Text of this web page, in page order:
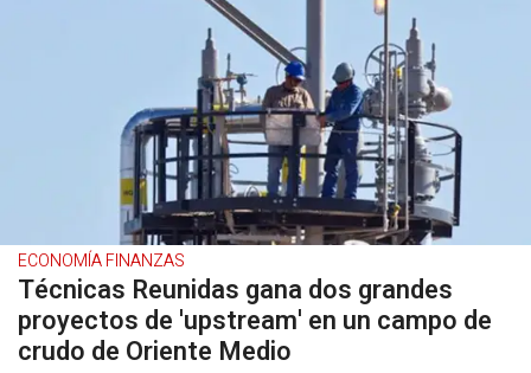
ECONOMÍA FINANZAS
Técnicas Reunidas gana dos grandes
proyectos de 'upstream' en un campo de
crudo de Oriente Medio